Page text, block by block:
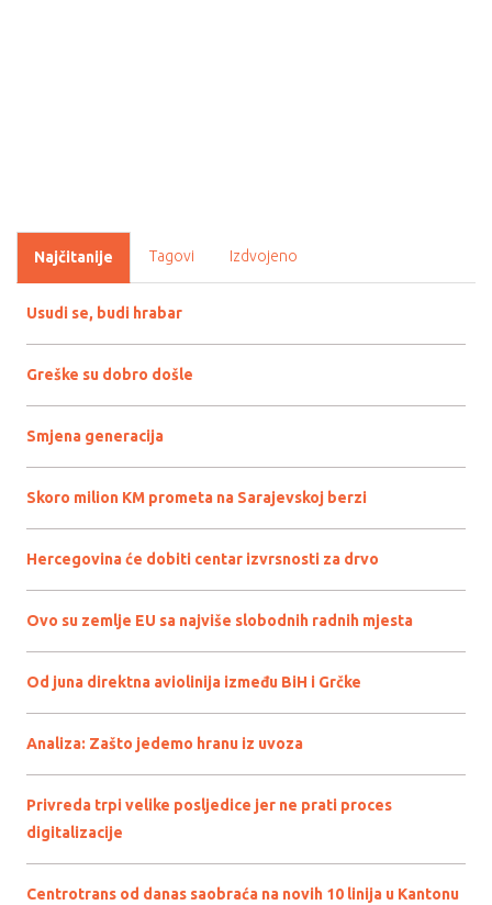
Najčitanije Tagovi Izdvojeno
Usudi se, budi hrabar
Greške su dobro došle
Smjena generacija
Skoro milion KM prometa na Sarajevskoj berzi
Hercegovina će dobiti centar izvrsnosti za drvo
Ovo su zemlje EU sa najviše slobodnih radnih mjesta
Od juna direktna aviolinija između BiH i Grčke
Analiza: Zašto jedemo hranu iz uvoza
Privreda trpi velike posljedice jer ne prati proces
digitalizacije
Centrotrans od danas saobraća na novih 10 linija u Kantonu